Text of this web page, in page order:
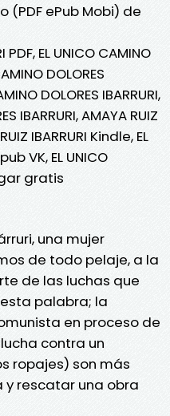
(PDF ePub Mobi) de
PDF, EL UNICO CAMINO
DOLORES
DOLORES IBARRURI,
IBARRURI, AMAYA RUIZ
IBARRURI Kindle, EL
VK, EL UNICO
gratis
una mujer
de todo pelaje, a la
de las luchas que
palabra; la
en proceso de
contra un
ropajes) son más
y rescatar una obra